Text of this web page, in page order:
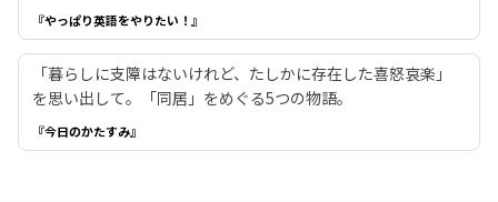
『やっぱり英語をやりたい！』
「暮らしに支障はないけれど、たしかに存在した喜怒哀楽」
を思い出して。「同居」をめぐる5つの物語。
『今日のかたすみ』